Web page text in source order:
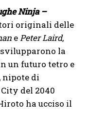
Ninja –
originali delle
ePeter Laird,
la
un futuro tetro e
nipote di
del 2040
ha ucciso il